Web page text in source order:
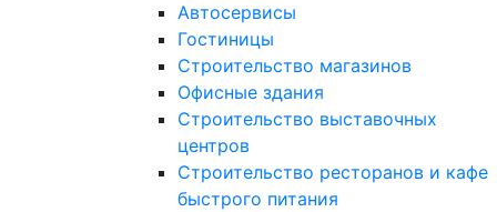
Автосервисы
Гостиницы
Строительство магазинов
Офисные здания
Строительство выставочных
центров
Строительство ресторанов и кафе
быстрого питания